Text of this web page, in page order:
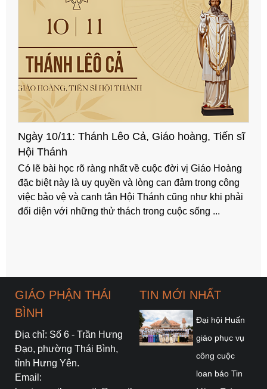
Ngày 04/11: Thánh Carôlô Borrômêô
Bất cứ làm công việc gì, bất hoàn cảnh nào, bất cứ ở
địa vị nào, chức vụ nào, thánh nhân cũng luôn làm vì
vinh quang Chúa Kitô. Thánh nhân đã phục vụ hết
mình, đã hy sinh hết mình tất cả cho Chúa và vì ...
GIÁO PHẬN THÁI
BÌNH
Địa chỉ: Số 6 - Trần Hưng
Đạo, phường Thái Bình,
tỉnh Hưng Yên.
Email:
TIN MỚI NHẤT
Đại hội Huấn
giáo phục vụ
công cuộc
loan báo Tin